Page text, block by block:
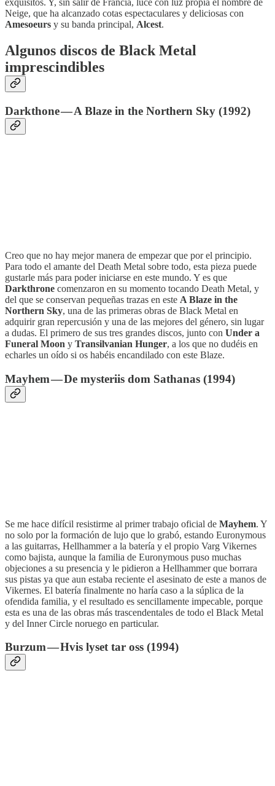
Neige, que ha alcanzado cotas espectaculares y deliciosas con
Amesoeurs y su banda principal, Alcest.
Algunos discos de Black Metal
imprescindibles
Darkthone — A Blaze in the Northern Sky (1992)
Creo que no hay mejor manera de empezar que por el principio.
Para todo el amante del Death Metal sobre todo, esta pieza puede
gustarle más para poder iniciarse en este mundo. Y es que
Darkthrone comenzaron en su momento tocando Death Metal, y
del que se conservan pequeñas trazas en este A Blaze in the
Northern Sky, una de las primeras obras de Black Metal en
adquirir gran repercusión y una de las mejores del género, sin lugar
a dudas. El primero de sus tres grandes discos, junto con Under a
Funeral Moon y Transilvanian Hunger, a los que no dudéis en
echarles un oído si os habéis encandilado con este Blaze.
Mayhem — De mysteriis dom Sathanas (1994)
Se me hace difícil resistirme al primer trabajo oficial de Mayhem. Y
no solo por la formación de lujo que lo grabó, estando Euronymous
a las guitarras, Hellhammer a la batería y el propio Varg Vikernes
como bajista, aunque la familia de Euronymous puso muchas
objeciones a su presencia y le pidieron a Hellhammer que borrara
sus pistas ya que aun estaba reciente el asesinato de este a manos de
Vikernes. El batería finalmente no haría caso a la súplica de la
ofendida familia, y el resultado es sencillamente impecable, porque
esta es una de las obras más trascendentales de todo el Black Metal
y del Inner Circle noruego en particular.
Burzum — Hvis lyset tar oss (1994)